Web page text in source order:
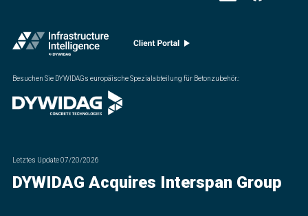
Besuchen Sie DYWIDAGs europäische Spezialabteilung für Betonzubehör.:
Letztes Update07/20/2026
DYWIDAG Acquires Interspan Group